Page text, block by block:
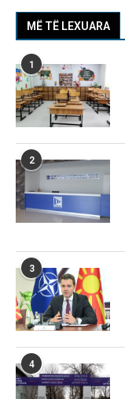
MË TË LEXUARA
1
2
3
4